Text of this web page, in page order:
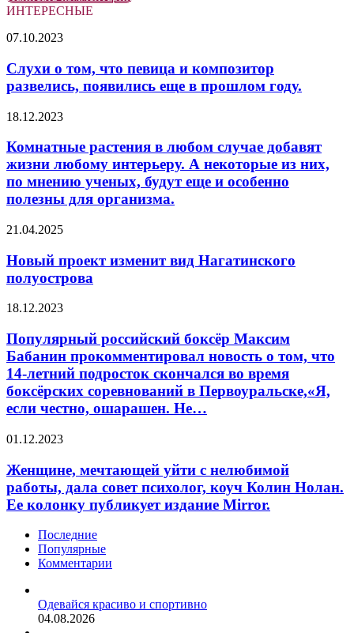
ИНТЕРЕСНЫЕ
Слухи
том,
что
певица
композитор
появились
еще
в
году.
07.10.2023
Слухи о том, что певица и композитор
развелись, появились еще в прошлом году.
Комнатные
в
случае
добавят
жизни
интерьеру.
некоторые
них,
по
мнению
будут
еще
и
особенно
полезны
для
18.12.2023
Комнатные растения в любом случае добавят
жизни любому интерьеру. А некоторые из них,
по мнению ученых, будут еще и особенно
полезны для организма.
Новый
изменит
вид
Нагатинского
21.04.2025
Новый проект изменит вид Нагатинского
полуострова
Популярный
боксёр
Максим
Бабанин
прокомментировал
новость
о
что
летний
подросток
скончался
во
боксёрских
соревнований
если
честно,
ошарашен.
18.12.2023
Популярный российский боксёр Максим
Бабанин прокомментировал новость о том, что
14-летний подросток скончался во время
боксёрских соревнований в Первоуральске,«Я,
если честно, ошарашен. Не…
Женщине,
уйти
с
нелюбимой
работы,
совет
психолог,
коуч
Нолан.
колонку
01.12.2023
Женщине, мечтающей уйти с нелюбимой
работы, дала совет психолог, коуч Колин Нолан.
Ее колонку публикует издание Mirror.
Последние
Популярные
Комментарии
Одевайся красиво и спортивно
04.08.2026